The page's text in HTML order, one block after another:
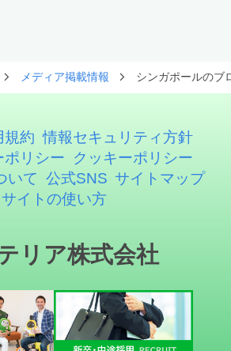
メディア掲載情報 シンガポールのブ
規約 情報セキュリティ方針
ポリシー
クッキーポリシー
いて 公式SNS サイトマップ
サイトの使い方
リア株式会社